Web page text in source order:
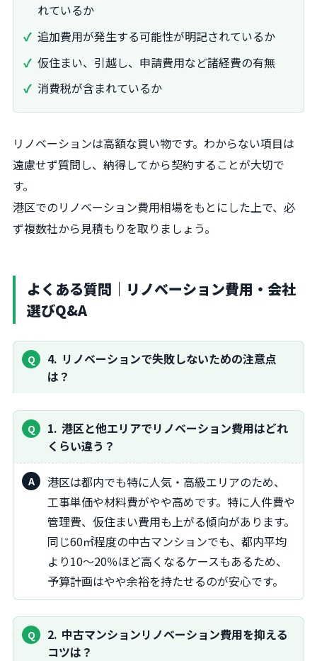
れているか
追加費用が発生する可能性が明記されているか
仮住まい、引越し、申請費用など諸経費の有無
消費税が含まれているか
リノベーションは高額な買い物です。わからない項目は
遠慮せず質問し、納得してから契約することが大切で
す。
港区でのリノベーション費用相場をもとにした上で、必
ず複数社から見積もりを取りましょう。
よくある質問｜リノベーション費用・会社
選びQ&A
4 リノベーションで失敗しないための注意点
は？
1 港区と他エリアでリノベーション費用はどれ
くらい違う？
港区は都内でも特に人気・高級エリアのため、
工事単価や材料費がやや高めです。特に人件費や
管理費、仮住まい費用も上がる傾向があります。
同じ60㎡程度の中古マンションでも、都内平均
より10〜20％ほど高くなるケースもあるため、
予算計画はやや余裕を持たせるのが安心です。
2 中古マンションリノベーション費用を抑える
コツは？